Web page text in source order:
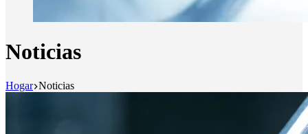
Noticias
Hogar Noticias